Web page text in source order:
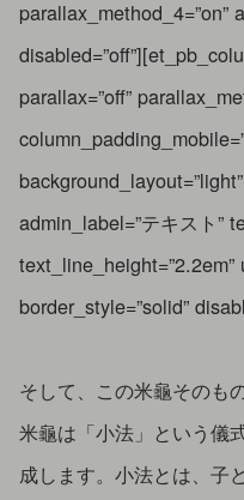
parallax_method_4=”on”
parallax=”off”
admin_label=”テキスト”
text_line_height=”2.2em”
border_style=”solid”
そして、この米龜そのも
米龜は「小法」という儀
成します。小法とは、子